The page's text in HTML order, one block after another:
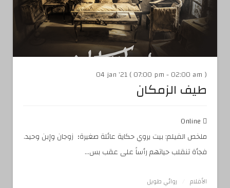
04 jan '21 ( 07:00 pm - 02:00 am )
طيف الزمكان
ملخص الفيلم: بيت يروي حكاية عائلة صغيرة؛ زوجان وإبن وحيد.
فجأة تنقلب حياتهم رأساً على عقب بس...
الأفلام روائي طويل